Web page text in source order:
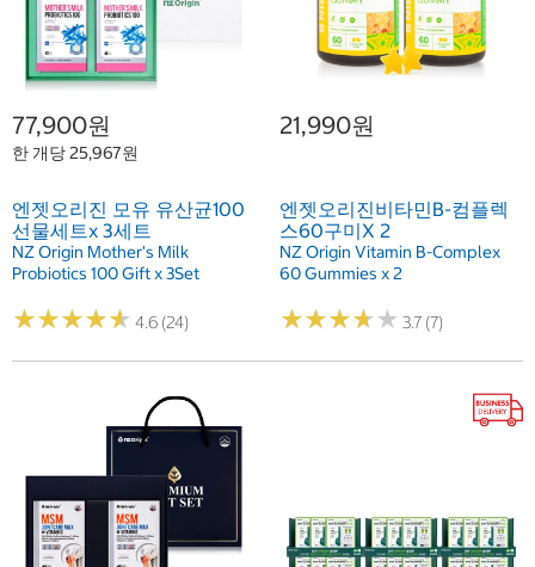
77,900원
한 개당 25,967원
엔젯오리진 모유 유산균100
선물세트x 3세트
NZ Origin Mother's Milk
Probiotics 100 Gift x 3Set
★★★★★
★★★★★ 4.6 (24)
21,990원
엔젯오리진비타민B-컴플렉
스60구미X 2
NZ Origin Vitamin B-Complex
60 Gummies x 2
★★★★★
★★★★★ 3.7 (7)